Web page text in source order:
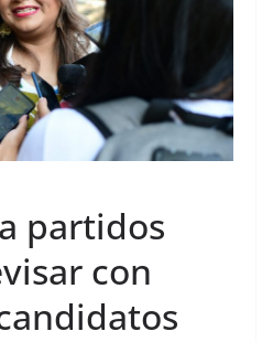
partidos
con